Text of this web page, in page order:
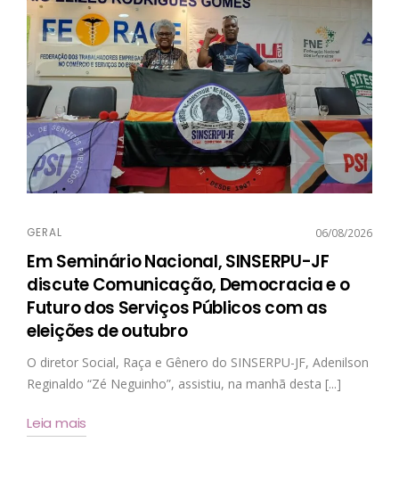
GERAL 06/08/2026
Em Seminário Nacional, SINSERPU-JF
discute Comunicação, Democracia e o
Futuro dos Serviços Públicos com as
eleições de outubro
O diretor Social, Raça e Gênero do SINSERPU-JF, Adenilson
Reginaldo “Zé Neguinho”, assistiu, na manhã desta [...]
Leia mais